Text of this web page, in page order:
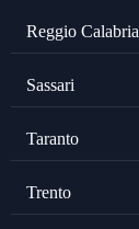
Reggio Calabria
Sassari
Taranto
Trento